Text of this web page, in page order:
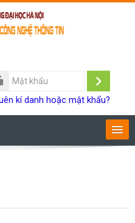
Đăng
kí danh hoặc mật khẩu?